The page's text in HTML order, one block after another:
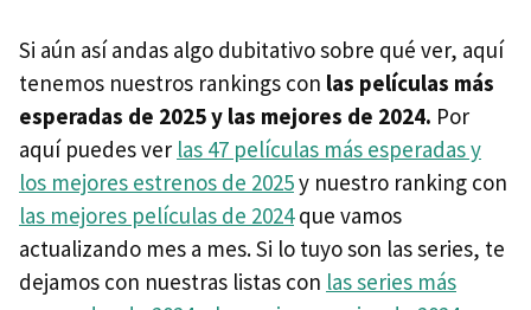
Si aún así andas algo dubitativo sobre qué ver, aquí
tenemos nuestros rankings con las películas más
esperadas de 2025 y las mejores de 2024. Por
aquí puedes ver las 47 películas más esperadas y
los mejores estrenos de 2025y nuestro ranking con
las mejores películas de 2024que vamos
actualizando mes a mes. Si lo tuyo son las series, te
dejamos con nuestras listas con las series más